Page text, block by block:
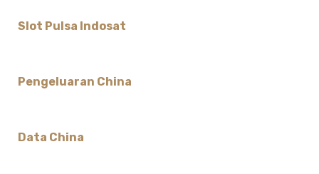
Slot Pulsa Indosat
Pengeluaran China
Data China